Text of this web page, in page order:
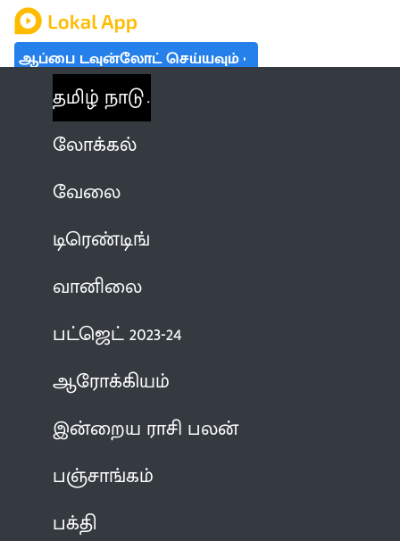
ஆப்பை டவுன்லோட் செய்யவும்
தமிழ் நாடு
லோக்கல்
வேலை
டிரெண்டிங்
வானிலை
பட்ஜெட் 2023-24
ஆரோக்கியம்
இன்றைய ராசி பலன்
பஞ்சாங்கம்
பக்தி